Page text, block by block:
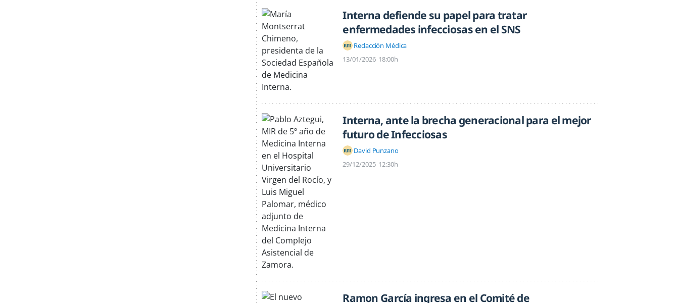
Interna defiende su papel para tratar
enfermedades infecciosas en el SNS
Redacción Médica
13/01/2026 18:00h
Interna, ante la brecha generacional para el mejor
futuro de Infecciosas
David Punzano
29/12/2025 12:30h
Ramon García ingresa en el Comité de